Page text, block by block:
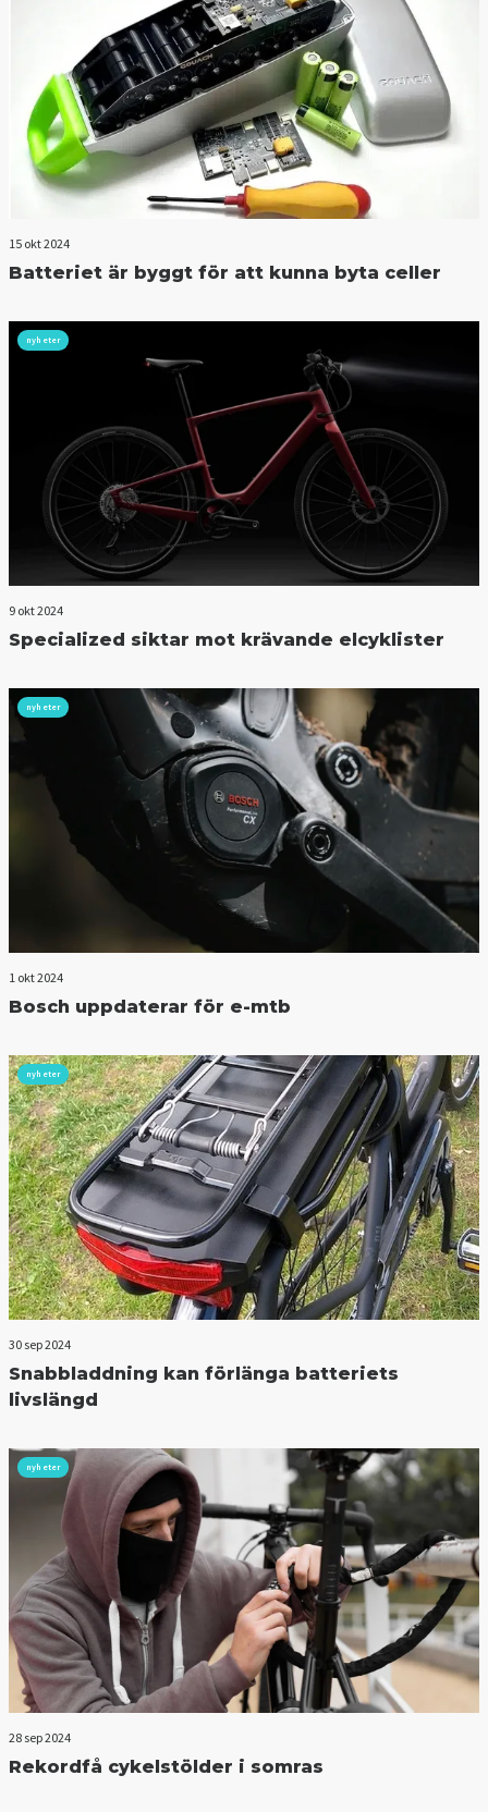
15 okt 2024
Batteriet är byggt för att kunna byta celler
nyheter
9 okt 2024
Specialized siktar mot krävande elcyklister
nyheter
1 okt 2024
Bosch uppdaterar för e-mtb
nyheter
30 sep 2024
Snabbladdning kan förlänga batteriets
livslängd
nyheter
28 sep 2024
Rekordfå cykelstölder i somras